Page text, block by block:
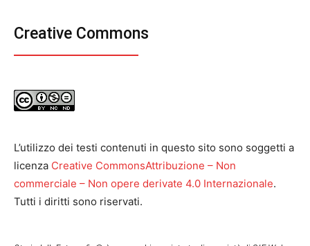
Creative Commons
L’utilizzo dei testi contenuti in questo sito sono soggetti a
licenza Creative CommonsAttribuzione – Non
commerciale – Non opere derivate 4.0 Internazionale.
Tutti i diritti sono riservati.